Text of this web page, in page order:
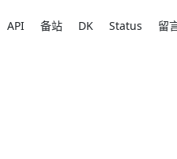
API 备站 DK Status 留